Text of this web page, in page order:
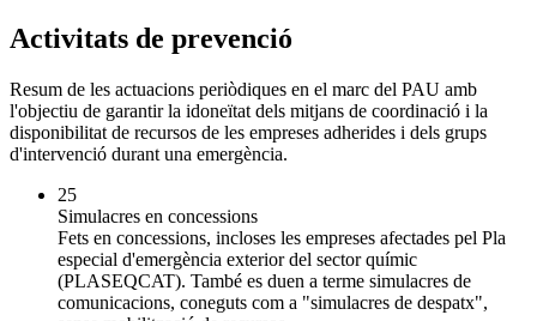
Activitats de prevenció
Resum de les actuacions periòdiques en el marc del PAU amb
l'objectiu de garantir la idoneïtat dels mitjans de coordinació i la
disponibilitat de recursos de les empreses adherides i dels grups
d'intervenció durant una emergència.
25
Simulacres en concessions
Fets en concessions, incloses les empreses afectades pel Pla
especial d'emergència exterior del sector químic
(PLASEQCAT). També es duen a terme simulacres de
comunicacions, coneguts com a "simulacres de despatx",